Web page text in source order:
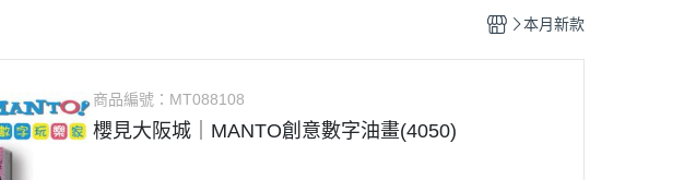
本月新款
商品編號： MT088108
櫻見大阪城｜MANTO創意數字油畫(4050)